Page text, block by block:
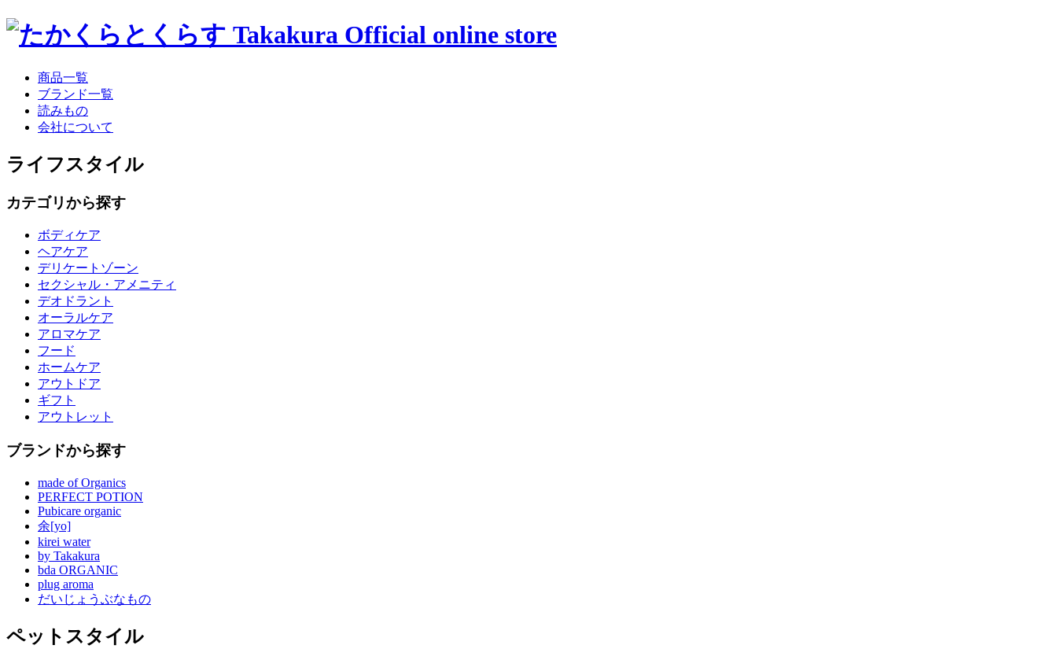
商品一覧
ブランド一覧
読みもの
会社について
ライフスタイル
カテゴリから探す
ボディケア
ヘアケア
デリケートゾーン
セクシャル・アメニティ
デオドラント
オーラルケア
アロマケア
フード
ホームケア
アウトドア
ギフト
アウトレット
ブランドから探す
made of Organics
PERFECT POTION
Pubicare organic
余[yo]
kirei water
by Takakura
bda ORGANIC
plug aroma
だいじょうぶなもの
ペットスタイル